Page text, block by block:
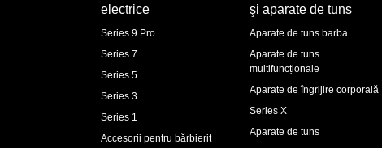
electrice
Series 9 Pro
Series 7
Series 5
Series 3
Series 1
Accesorii pentru bărbierit
şi aparate de tuns
Aparate de tuns barba
Aparate de tuns
multifuncționale
Aparate de îngrijire corporală
Series X
Aparate de tuns